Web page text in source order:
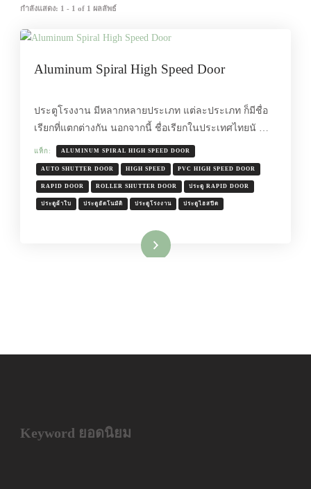
กำลังแสดง: 1 - 1 of 1 ผลลัพธ์
Aluminum Spiral High Speed Door
ประตูโรงงาน มีหลากหลายประเภท แต่ละประเภท ก็มีชื่อ
เรียกที่แตกต่างกัน นอกจากนี้ ชื่อเรียกในประเทศไทยนั …
แท็ก: ALUMINUM SPIRAL HIGH SPEED DOOR
AUTO SHUTTER DOOR HIGH SPEED PVC HIGH SPEED DOOR
RAPID DOOR ROLLER SHUTTER DOOR ประตู RAPID DOOR
ประตูผ้าใบ ประตูอัตโนมัติ ประตูโรงงาน ประตูไฮสปีด
อ่านเพิ่มเติม
Keyword ยอดนิยม